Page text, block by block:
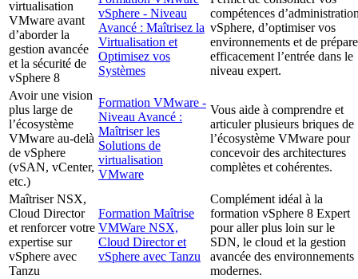
virtualisation
VMware avant
d’aborder la
gestion avancée
et la sécurité de
vSphere 8
vSphere - Niveau
Avancé : Maîtrisez la
Virtualisation et
Optimisez vos
Systèmes
compétences
vSphere, d’optimiser vos
environnements et de
efficacement l’entrée dans le
niveau expert.
Avoir une vision
plus large de
l’écosystème
VMware au-delà
de vSphere
(vSAN, vCenter,
etc.)
Formation VMware -
Niveau Avancé :
Maîtriser les
Solutions de
virtualisation
VMware
Vous aide à comprendre et
articuler plusieurs briques de
l’écosystème VMware pour
concevoir des architectures
complètes et cohérentes.
Maîtriser NSX,
Cloud Director
et renforcer votre
expertise sur
vSphere avec
Tanzu
Formation Maîtrise
VMWare NSX,
Cloud Director et
vSphere avec Tanzu
Complément idéal à la
formation vSphere 8 Expert
pour aller plus loin sur le
SDN, le cloud et la gestion
avancée des environnements
modernes.